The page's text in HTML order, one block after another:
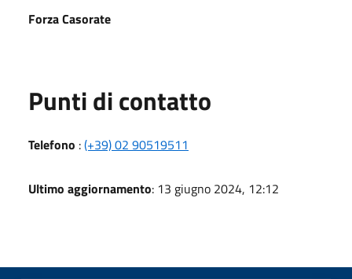
Forza Casorate
Punti di contatto
Telefono :(+39) 02 90519511
Ultimo aggiornamento: 13 giugno 2024, 12:12